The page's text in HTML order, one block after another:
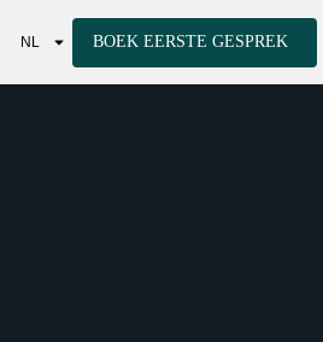
NL BOEK EERSTE GESPREK